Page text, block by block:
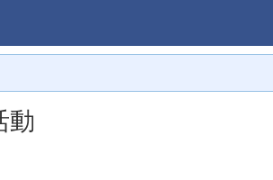
動